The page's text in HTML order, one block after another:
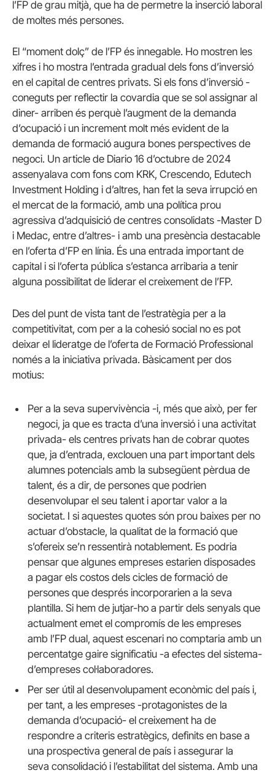
l’FP de grau mitjà, que ha de permetre la inserció laboral
de moltes més persones.
El “moment dolç” de l’FP és innegable. Ho mostren les
xifres i ho mostra l’entrada gradual dels fons d’inversió
en el capital de centres privats. Si els fons d’inversió -
coneguts per reflectir la covardia que se sol assignar al
diner- arriben és perquè l’augment de la demanda
d’ocupació i un increment molt més evident de la
demanda de formació augura bones perspectives de
negoci. Un article de Diario 16 d’octubre de 2024
assenyalava com fons com KRK, Crescendo, Edutech
Investment Holding i d’altres, han fet la seva irrupció en
el mercat de la formació, amb una política prou
agressiva d’adquisició de centres consolidats -Master D
i Medac, entre d’altres- i amb una presència destacable
en l’oferta d’FP en línia. És una entrada important de
capital i si l’oferta pública s’estanca arribaria a tenir
alguna possibilitat de liderar el creixement de l’FP.
Des del punt de vista tant de l’estratègia per a la
competitivitat, com per a la cohesió social no es pot
deixar el lideratge de l’oferta de Formació Professional
només a la iniciativa privada. Bàsicament per dos
motius:
Per a la seva supervivència -i, més que això, per fer
negoci, ja que es tracta d’una inversió i una activitat
privada- els centres privats han de cobrar quotes
que, ja d’entrada, exclouen una part important dels
alumnes potencials amb la subsegüent pèrdua de
talent, és a dir, de persones que podrien
desenvolupar el seu talent i aportar valor a la
societat. I si aquestes quotes són prou baixes per no
actuar d’obstacle, la qualitat de la formació que
s’ofereix se’n ressentirà notablement. Es podria
pensar que algunes empreses estarien disposades
a pagar els costos dels cicles de formació de
persones que després incorporarien a la seva
plantilla. Si hem de jutjar-ho a partir dels senyals que
actualment emet el compromís de les empreses
amb l’FP dual, aquest escenari no comptaria amb un
percentatge gaire significatiu -a efectes del sistema-
d’empreses col·laboradores.
Per ser útil al desenvolupament econòmic del país i,
per tant, a les empreses -protagonistes de la
demanda d’ocupació- el creixement ha de
respondre a criteris estratègics, definits en base a
una prospectiva general de país i assegurar la
seva consolidació i l’estabilitat del sistema. Amb una